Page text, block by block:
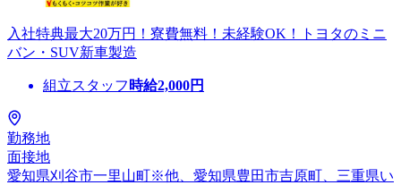
入社特典最大20万円！寮費無料！未経験OK！トヨタのミニ
バン・SUV新車製造
組立スタッフ 時給2,000円
勤務地
面接地
愛知県刈谷市一里山町※他、愛知県豊田市吉原町、三重県い